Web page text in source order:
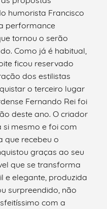
humorista Francisco
performance
tornou o serão
Como já é habitual,
ficou reservado
dos estilistas
o terceiro lugar
Fernando Rei foi
deste ano. O criador
si mesmo e foi com
que recebeu o
graças ao seu
que se transforma
e elegante, produzida
surpreendido, não
com a